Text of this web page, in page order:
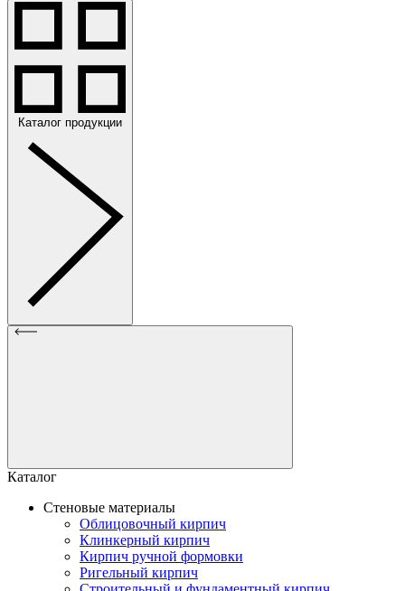
Каталог продукции
Каталог
Стеновые материалы
Облицовочный кирпич
Клинкерный кирпич
Кирпич ручной формовки
Ригельный кирпич